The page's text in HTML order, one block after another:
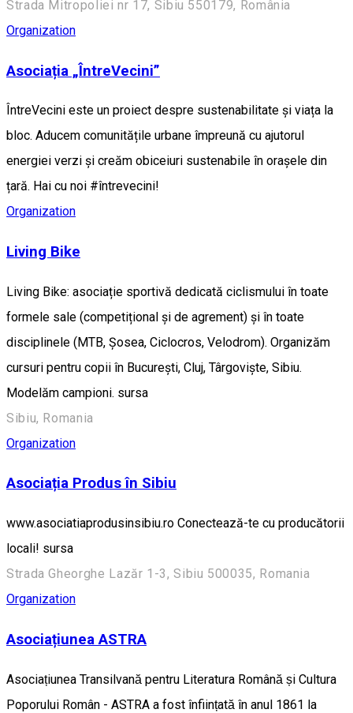
Strada Mitropoliei nr 17, Sibiu 550179, România
Organization
Asociația „ÎntreVecini”
ÎntreVecini este un proiect despre sustenabilitate și viața la
bloc. Aducem comunitățile urbane împreună cu ajutorul
energiei verzi și creăm obiceiuri sustenabile în orașele din
țară. Hai cu noi #întrevecini!
Organization
Living Bike
Living Bike: asociație sportivă dedicată ciclismului în toate
formele sale (competițional și de agrement) și în toate
disciplinele (MTB, Șosea, Ciclocros, Velodrom). Organizăm
cursuri pentru copii în București, Cluj, Târgoviște, Sibiu.
Modelăm campioni. sursa
Sibiu, Romania
Organization
Asociația Produs în Sibiu
www.asociatiaprodusinsibiu.ro Conectează-te cu producătorii
locali! sursa
Strada Gheorghe Lazăr 1-3, Sibiu 500035, Romania
Organization
Asociațiunea ASTRA
Asociațiunea Transilvană pentru Literatura Română și Cultura
Poporului Român - ASTRA a fost înființată în anul 1861 la